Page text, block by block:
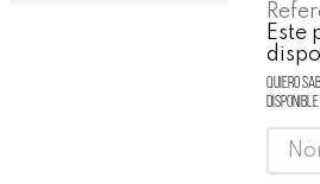
Este
Quiero
disponible